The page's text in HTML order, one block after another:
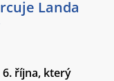
Landa
6. října, který